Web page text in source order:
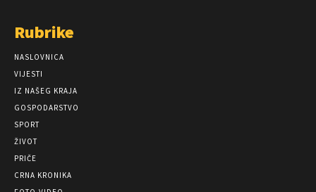
Rubrike
NASLOVNICA
VIJESTI
IZ NAŠEG KRAJA
GOSPODARSTVO
SPORT
ŽIVOT
PRIČE
CRNA KRONIKA